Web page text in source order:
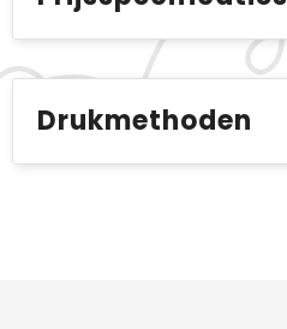
Drukmethoden